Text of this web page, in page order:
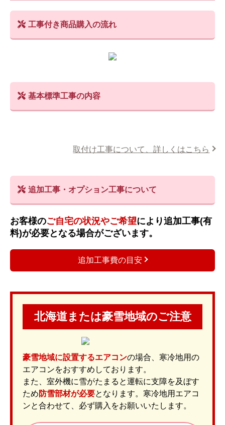
工事付き商品購入の流れ
基本標準工事の内容
取付け工事について、詳しくはこちら
追加工事・オプション工事について
お客様のご自宅の状況やご希望により追加工事(有
料)が必要となる場合がございます。
追加工事費の目安
北海道または豪雪地域のご注意
豪雪地域に設置するエアコンの場合、寒冷地用の
エアコンをおすすめしております。
また、室外機に雪がたまると運転に支障を及ぼす
ため 防雪部材が必要となります。寒冷地用エアコ
ンと合わせて、必ず購入をお願いいたします。